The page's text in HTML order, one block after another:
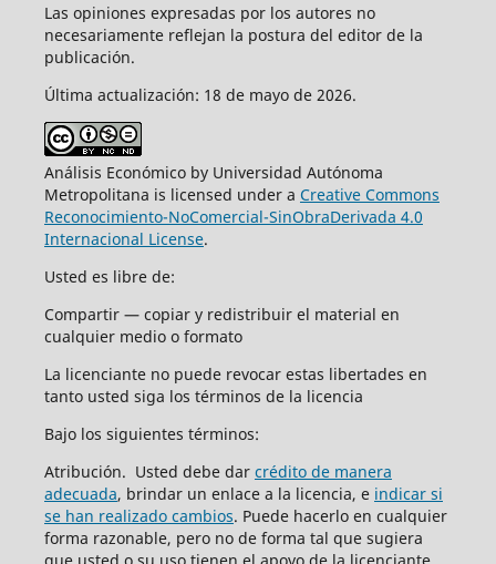
Las opiniones expresadas por los autores no
necesariamente reflejan la postura del editor de la
publicación.
Última actualización: 18 de mayo de 2026.
Análisis Económico by Universidad Autónoma
Metropolitana is licensed under a Creative Commons
Reconocimiento-NoComercial-SinObraDerivada 4.0
Internacional License.
Usted es libre de:
Compartir — copiar y redistribuir el material en
cualquier medio o formato
La licenciante no puede revocar estas libertades en
tanto usted siga los términos de la licencia
Bajo los siguientes términos:
Atribución. Usted debe dar crédito de manera
adecuada, brindar un enlace a la licencia, e indicar si
se han realizado cambios. Puede hacerlo en cualquier
forma razonable, pero no de forma tal que sugiera